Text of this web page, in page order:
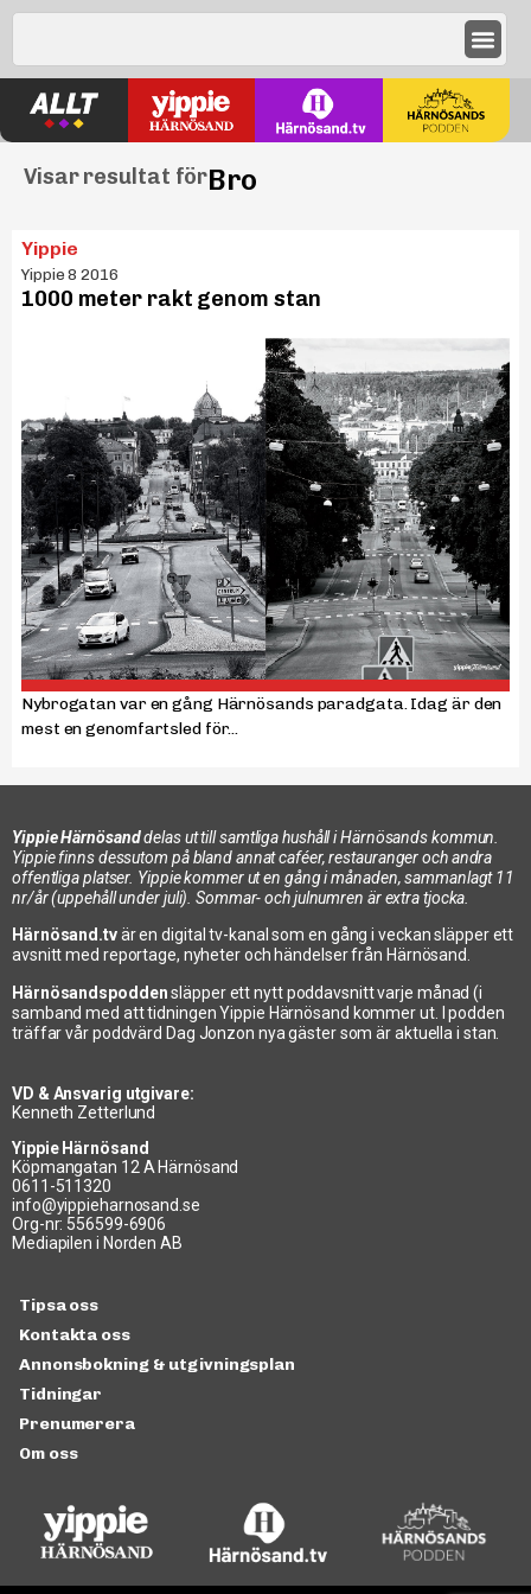
Visar resultat förBro
Yippie
Yippie 8 2016
1000 meter rakt genom stan
Nybrogatan var en gång Härnösands paradgata. Idag är den
mest en genomfartsled för...
Yippie Härnösanddelas ut till samtliga hushåll i Härnösands kommun.
Yippie finns dessutom på bland annat caféer, restauranger och andra
offentliga platser. Yippie kommer ut en gång i månaden, sammanlagt 11
nr/år (uppehåll under juli). Sommar- och julnumren är extra tjocka.
Härnösand.tvär en digital tv-kanal som en gång i veckan släpper ett
avsnitt med reportage, nyheter och händelser från Härnösand.
Härnösandspoddensläpper ett nytt poddavsnitt varje månad (i
samband med att tidningen Yippie Härnösand kommer ut. I podden
träffar vår poddvärd Dag Jonzon nya gäster som är aktuella i stan.
VD & Ansvarig utgivare:
Kenneth Zetterlund
Yippie Härnösand
Köpmangatan 12 A Härnösand
0611-511320
info@yippieharnosand.se
Org-nr: 556599-6906
Mediapilen i Norden AB
Tipsa oss
Kontakta oss
Annonsbokning & utgivningsplan
Tidningar
Prenumerera
Om oss